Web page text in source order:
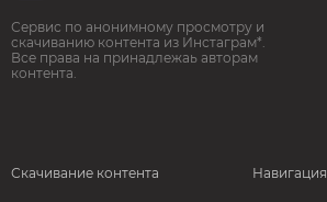
Сервис по анонимному просмотру и
скачиванию контента из Инстаграм*.
Все права на принадлежаь авторам
контента.
Скачивание контента Навигация